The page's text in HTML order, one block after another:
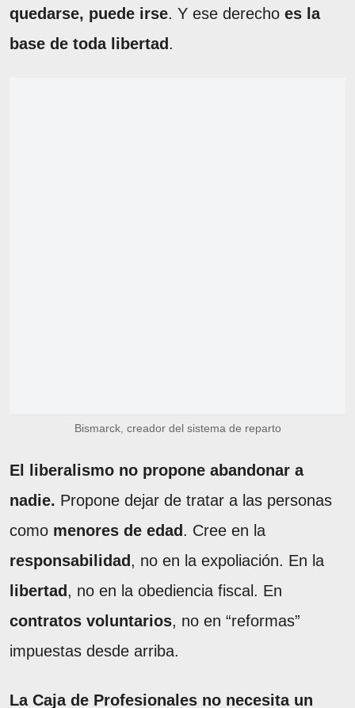
quedarse, puede irse. Y ese derecho es la
base de toda libertad .
Bismarck, creador del sistema de reparto
El liberalismo no propone abandonar a
nadie. Propone dejar de tratar a las personas
como menores de edad . Cree en la
responsabilidad , no en la expoliación. En la
libertad , no en la obediencia fiscal. En
contratos voluntarios, no en “reformas”
impuestas desde arriba.
La Caja de Profesionales no necesita un